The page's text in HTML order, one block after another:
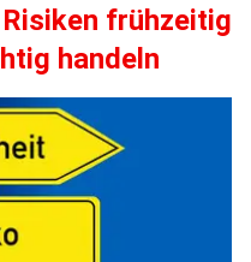
frühzeitig
handeln